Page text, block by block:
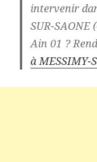
intervenir
SUR-
Ain 01 ?
à MESSIMY-